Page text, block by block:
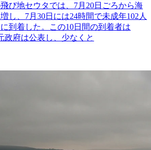
び地セウタでは、7月20日ごろから海
し、7月30日には24時間で未成年102人
到着した。この10日間の到着者は
政府は公表し、少なくと